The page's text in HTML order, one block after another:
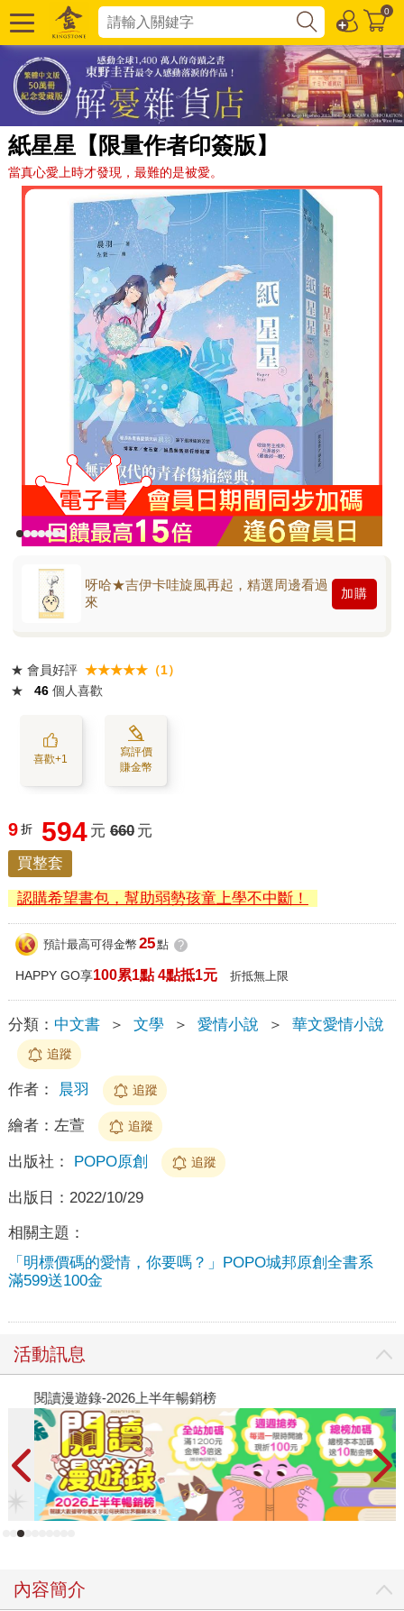
0
紙星星【限量作者印簽版】
當真心愛上時才發現，最難的是被愛。
呀哈★吉伊卡哇旋風再起，精選周邊看過
來
加購
★ 會員好評 ★★★★★（1）
★
46 個人喜歡
喜歡+1
寫評價
賺金幣
9 折 594 元 660 元
買整套
認購希望書包，幫助弱勢孩童上學不中斷！
預計最高可得金幣 25點 ?
HAPPY GO享100累1點 4點抵1元 折抵無上限
分類： 中文書 ＞ 文學 ＞ 愛情小說 ＞ 華文愛情小說
追蹤
作者： 晨羽 追蹤
繪者： 左萱 追蹤
出版社： POPO原創 追蹤
出版日： 2022/10/29
相關主題：
「明標價碼的愛情，你要嗎？」POPO城邦原創全書系
滿599送100金
活動訊息
閱讀漫遊錄-2026上半年暢銷榜
內容簡介